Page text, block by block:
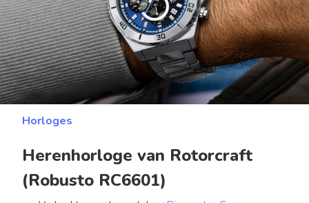
Horloges
Herenhorloge van Rotorcraft
(Robusto RC6601)